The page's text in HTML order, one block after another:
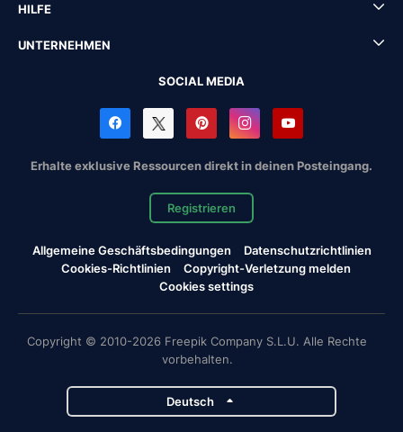
HILFE
UNTERNEHMEN
SOCIAL MEDIA
Erhalte exklusive Ressourcen direkt in deinen Posteingang.
Registrieren
Allgemeine Geschäftsbedingungen
Datenschutzrichtlinien
Cookies-Richtlinien
Copyright-Verletzung melden
Cookies settings
Copyright © 2010-2026 Freepik Company S.L.U. Alle Rechte
vorbehalten.
Deutsch